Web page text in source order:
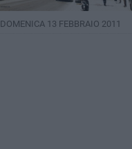
DOMENICA 13 FEBBRAIO 2011